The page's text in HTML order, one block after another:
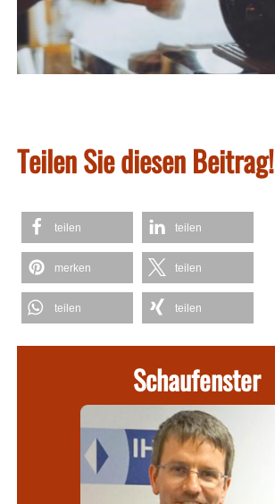
Teilen Sie diesen Beitrag!
teilen teilen
merken teilen
teilen teilen
Schaufenster